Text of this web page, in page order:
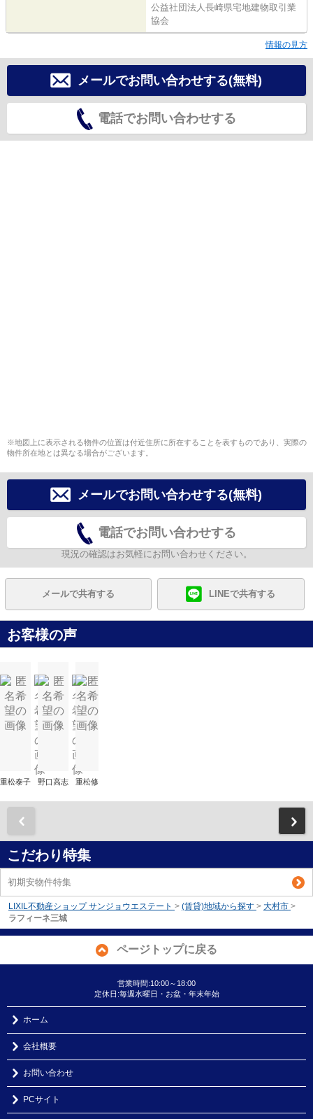
公益社団法人長崎県宅地建物取引業
協会
情報の見方
メールでお問い合わせする(無料)
電話でお問い合わせする
※地図上に表示される物件の位置は付近住所に所在することを表すものであり、実際の
物件所在地とは異なる場合がございます。
メールでお問い合わせする(無料)
電話でお問い合わせする
現況の確認はお気軽にお問い合わせください。
メールで共有する LINEで共有する
お客様の声
重松泰子 野口高志 重松修
こだわり特集
初期安物件特集
LIXIL不動産ショップ サンジョウエステート > (賃貸)地域から探す > 大村市 >
ラフィーネ三城
ページトップに戻る
営業時間:10:00～18:00
定休日:毎週水曜日・お盆・年末年始
ホーム
会社概要
お問い合わせ
PCサイト